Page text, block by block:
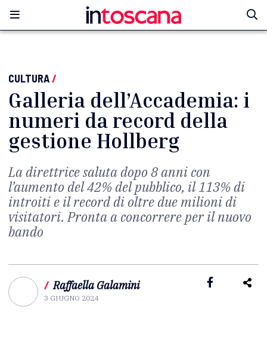
CULTURA/
Galleria dell’Accademia: i
numeri da record della
gestione Hollberg
La direttrice saluta dopo 8 anni con
l’aumento del 42% del pubblico, il 113% di
introiti e il record di oltre due milioni di
visitatori. Pronta a concorrere per il nuovo
bando
/ Raffaella Galamini
3 GIUGNO 2024